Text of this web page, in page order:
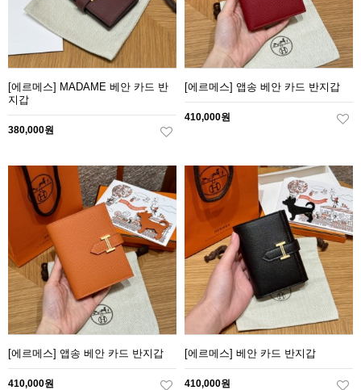
[에르메스] MADAME 베안 카드 반
지갑
380,000원
[에르메스] 앱송 베안 카드 반지갑
410,000원
[에르메스] 앱송 베안 카드 반지갑
410,000원
[에르메스] 베안 카드 반지갑
410,000원